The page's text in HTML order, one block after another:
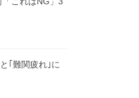
｢難関疲れ｣に